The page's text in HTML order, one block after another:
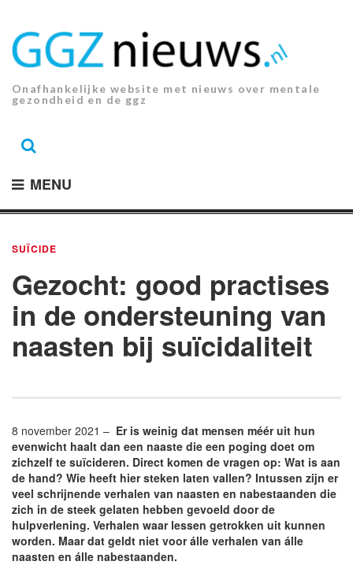
inhoud.
Onafhankelijke website met nieuws over mentale
gezondheid en de ggz
MENU
SUÏCIDE
Gezocht: good practises
in de ondersteuning van
naasten bij suïcidaliteit
8 november 2021 – Er is weinig dat mensen méér uit hun
evenwicht haalt dan een naaste die een poging doet om
zichzelf te suïcideren. Direct komen de vragen op: Wat is aan
de hand? Wie heeft hier steken laten vallen? Intussen zijn er
veel schrijnende verhalen van naasten en nabestaanden die
zich in de steek gelaten hebben gevoeld door de
hulpverlening. Verhalen waar lessen getrokken uit kunnen
worden. Maar dat geldt niet voor álle verhalen van álle
naasten en álle nabestaanden.